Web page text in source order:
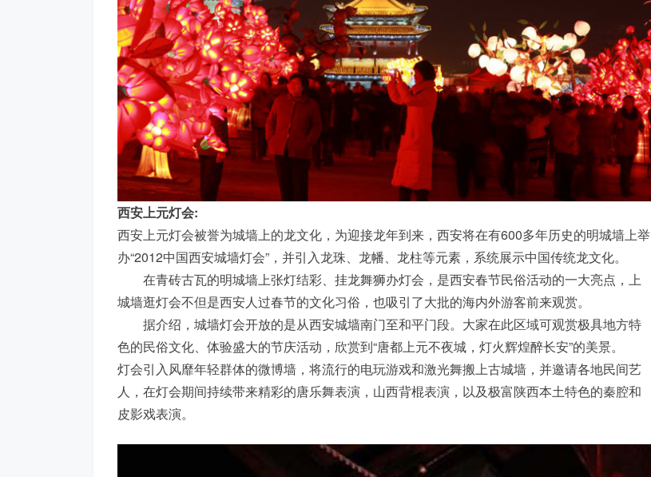
西安上元灯会:
西安上元灯会被誉为城墙上的龙文化，为迎接龙年到来，西安将在有600多年历史的明城墙上举
办“2012中国西安城墙灯会”，并引入龙珠、龙幡、龙柱等元素，系统展示中国传统龙文化。
在青砖古瓦的明城墙上张灯结彩、挂龙舞狮办灯会，是西安春节民俗活动的一大亮点，上
城墙逛灯会不但是西安人过春节的文化习俗，也吸引了大批的海内外游客前来观赏。
据介绍，城墙灯会开放的是从西安城墙南门至和平门段。大家在此区域可观赏极具地方特
色的民俗文化、体验盛大的节庆活动，欣赏到“唐都上元不夜城，灯火辉煌醉长安”的美景。
灯会引入风靡年轻群体的微博墙，将流行的电玩游戏和激光舞搬上古城墙，并邀请各地民间艺
人，在灯会期间持续带来精彩的唐乐舞表演，山西背棍表演，以及极富陕西本土特色的秦腔和
皮影戏表演。